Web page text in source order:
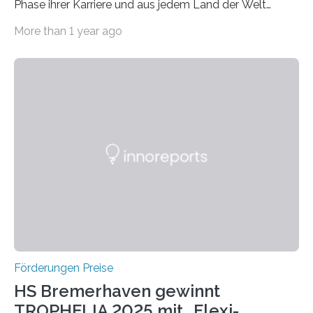
Phase ihrer Karriere und aus jedem Land der Welt
Leben gerufen, um die bemerkenswertesten
Foundation, des BIAL Award in Biomedicine ist in
More than 1 year ago
Förderungen Preise
HS Bremerhaven gewinnt